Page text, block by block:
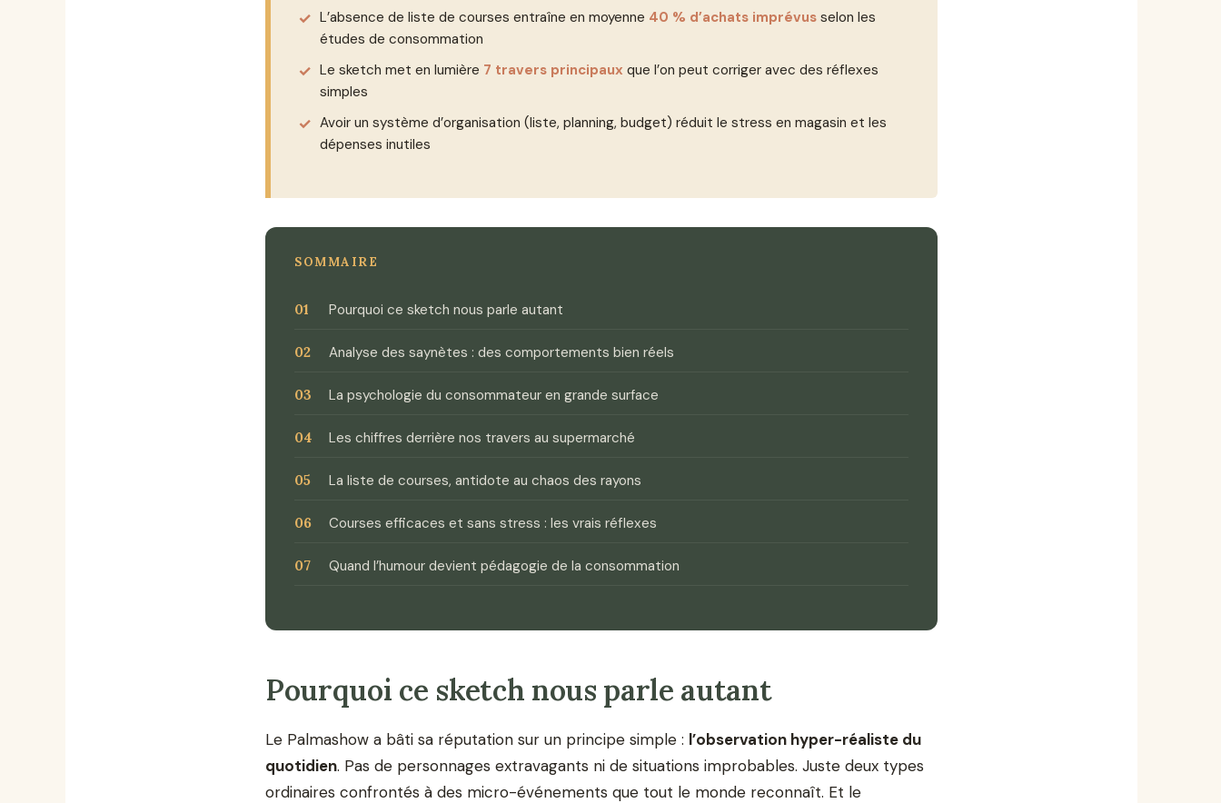
L’absence de liste de courses entraîne en moyenne 40 % d’achats imprévus selon les
études de consommation
Le sketch met en lumière 7 travers principaux que l’on peut corriger avec des réflexes
simples
Avoir un système d’organisation (liste, planning, budget) réduit le stress en magasin et les
dépenses inutiles
SOMMAIRE
Pourquoi ce sketch nous parle autant
Analyse des saynètes : des comportements bien réels
La psychologie du consommateur en grande surface
Les chiffres derrière nos travers au supermarché
La liste de courses, antidote au chaos des rayons
Courses efficaces et sans stress : les vrais réflexes
Quand l’humour devient pédagogie de la consommation
Pourquoi ce sketch nous parle autant
Le Palmashow a bâti sa réputation sur un principe simple : l’observation hyper-réaliste du
quotidien. Pas de personnages extravagants ni de situations improbables. Juste deux types
ordinaires confrontés à des micro-événements que tout le monde reconnaît. Et le